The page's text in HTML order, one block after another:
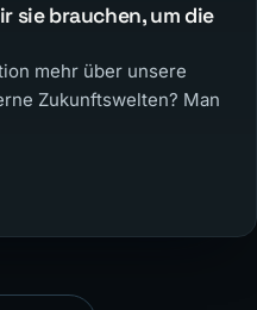
sie brauchen, um die
mehr über unsere
Zukunftswelten? Man